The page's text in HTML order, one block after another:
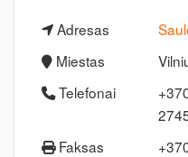
Adresas
Miestas
Telefonai
Faksas